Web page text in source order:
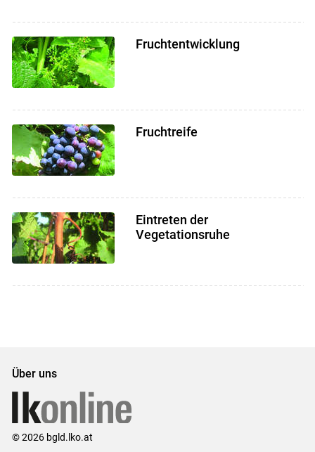
Fruchtentwicklung
Fruchtreife
Eintreten der
Vegetationsruhe
Über uns
© 2026 bgld.lko.at